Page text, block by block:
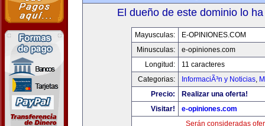
El dueño de este dominio lo
Mayusculas:
E-OPINIONES.COM
Minusculas:
e-opiniones.com
Longitud:
11 caracteres
Categorias:
InformaciÃ³n y Noticias,
Precio:
Realizar una oferta!
Visitar!
e-opiniones.com
Serán consideradas